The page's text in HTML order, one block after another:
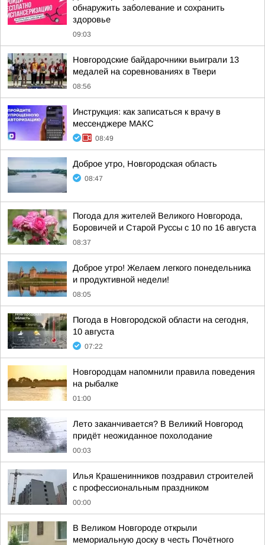
обнаружить заболевание и сохранить
здоровье
09:03
Новгородские байдарочники выиграли 13
медалей на соревнованиях в Твери
08:56
Инструкция: как записаться к врачу в
мессенджере МАКС
08:49
Доброе утро, Новгородская область
08:47
Погода для жителей Великого Новгорода,
Боровичей и Старой Руссы с 10 по 16 августа
08:37
Доброе утро! Желаем легкого понедельника
и продуктивной недели!
08:05
Погода в Новгородской области на сегодня,
10 августа
07:22
Новгородцам напомнили правила поведения
на рыбалке
01:00
Лето заканчивается? В Великий Новгород
придёт неожиданное похолодание
00:03
Илья Крашенинников поздравил строителей
с профессиональным праздником
00:00
В Великом Новгороде открыли
мемориальную доску в честь Почётного